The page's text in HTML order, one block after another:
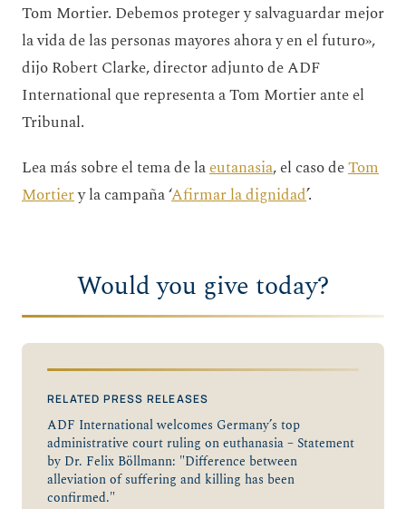
Tom Mortier. Debemos proteger y salvaguardar mejor
la vida de las personas mayores ahora y en el futuro»,
dijo Robert Clarke, director adjunto de ADF
International que representa a Tom Mortier ante el
Tribunal.
Lea más sobre el tema de laeutanasia, el caso deTom
Mortiery la campaña ‘Afirmar la dignidad’.
Would you give today?
RELATED PRESS RELEASES
ADF International welcomes Germany’s top
administrative court ruling on euthanasia – Statement
by Dr. Felix Böllmann: "Difference between
alleviation of suffering and killing has been
confirmed."